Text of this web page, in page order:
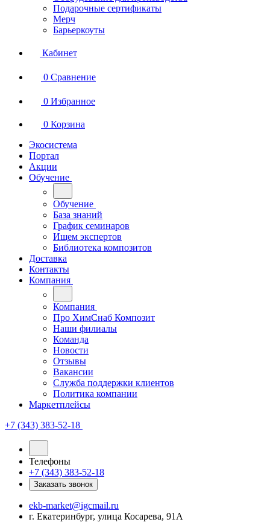
Подарочные сертификаты
Мерч
Барьеркоуты
Кабинет
0 Сравнение
0 Избранное
0 Корзина
Экосистема
Портал
Акции
Обучение
Обучение
База знаний
График семинаров
Ищем экспертов
Библиотека композитов
Доставка
Контакты
Компания
Компания
Про ХимСнаб Композит
Наши филиалы
Команда
Новости
Отзывы
Вакансии
Служба поддержки клиентов
Политика компании
Маркетплейсы
+7 (343) 383-52-18
Телефоны
+7 (343) 383-52-18
Заказать звонок
ekb-market@igcmail.ru
г. Екатеринбург, улица Косарева, 91А